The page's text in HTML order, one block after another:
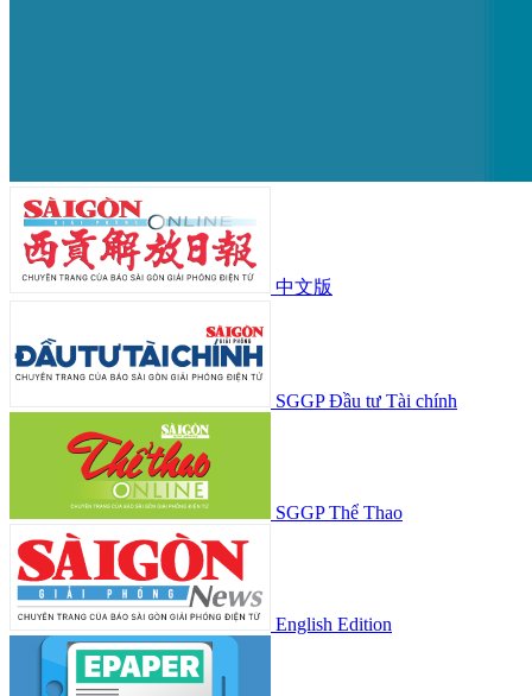
中文版
SGGP Đầu tư Tài chính
SGGP Thể Thao
English Edition